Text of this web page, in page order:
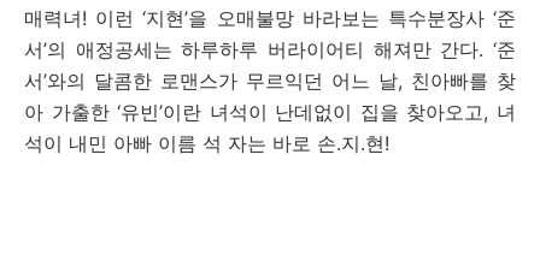
매력녀! 이런 ‘지현’을 오매불망 바라보는 특수분장사 ‘준
서’의 애정공세는 하루하루 버라이어티 해져만 간다. ‘준
서’와의 달콤한 로맨스가 무르익던 어느 날, 친아빠를 찾
아 가출한 ‘유빈’이란 녀석이 난데없이 집을 찾아오고, 녀
석이 내민 아빠 이름 석 자는 바로 손.지.현!